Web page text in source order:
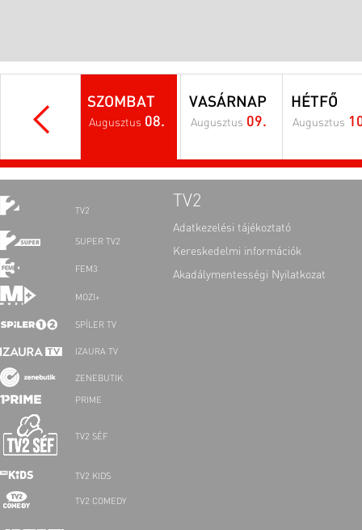
SZOMBAT
Augusztus 08.
VASÁRNAP
Augusztus 09.
HÉTFŐ
Augusztus
TV2
SUPER TV2
FEM3
MOZI+
SPÍLER TV
IZAURA TV
ZENEBUTIK
PRIME
TV2 SÉF
TV2 KIDS
TV2 COMEDY
TV2
Adatkezelési tájékoztató
Kereskedelmi információk
Akadálymentességi Nyilatkozat